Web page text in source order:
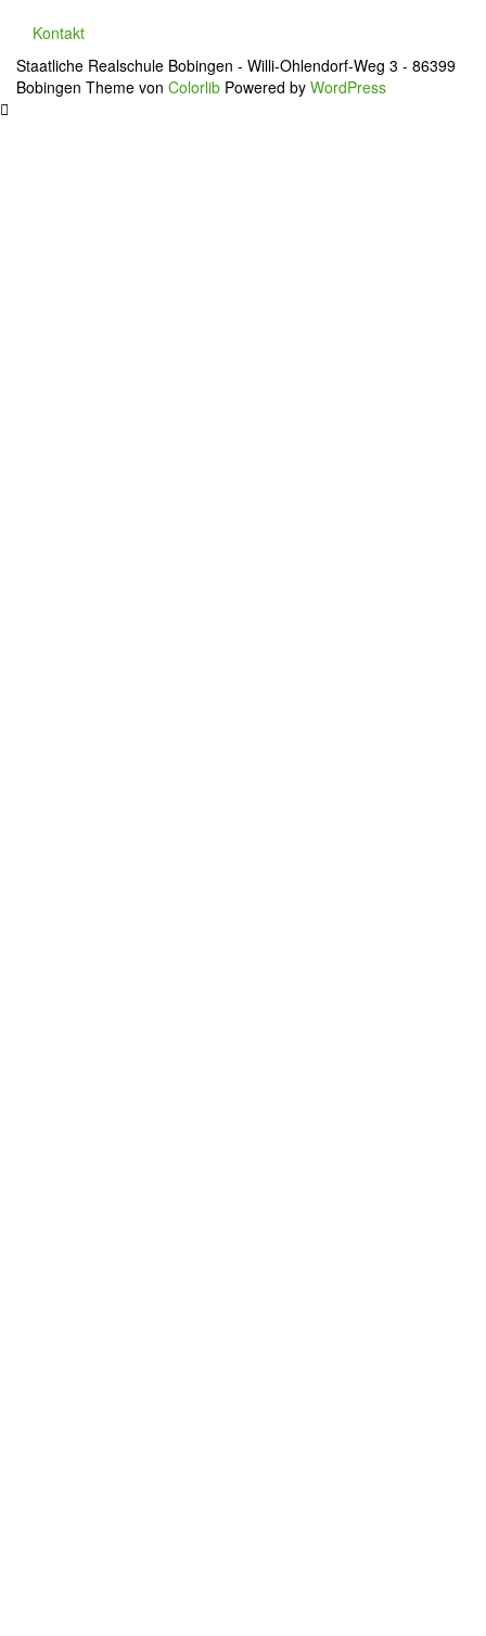
Kontakt
Staatliche Realschule Bobingen - Willi-Ohlendorf-Weg 3 - 86399
Bobingen Theme von Colorlib Powered by WordPress